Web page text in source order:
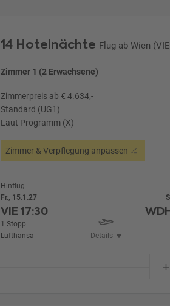
14 Hotelnächte Flug ab Wien
Zimmer 1 (2 Erwachsene)
Zimmerpreis ab € 4.634,-
Standard (UG1)
Laut Programm (X)
Zimmer & Verpflegung anpassen
Hinflug
Fr., 15.1.27
VIE17:30
1 Stopp
Lufthansa
Details